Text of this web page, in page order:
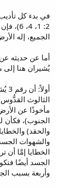
2: 1،
الجميع، إله
أما عن حديثه عن
يُشيران هنا إلى
مأخوذًا عن
الجنوب)، فكأن
والحقد)
والشهوات
الخطايا إمَّا أن
الجسد أيضًا
وأربعة بسبب